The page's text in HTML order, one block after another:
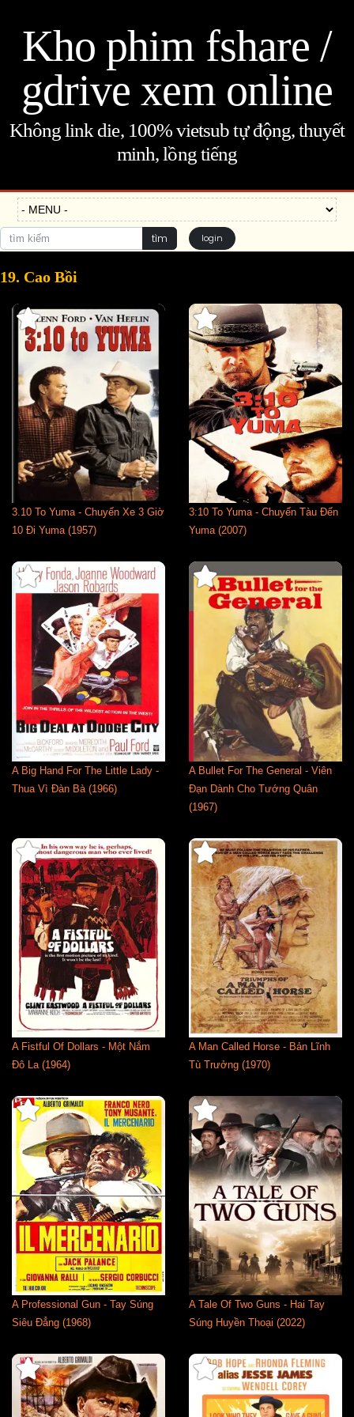
Kho phim fshare /
gdrive xem online
Không link die, 100% vietsub tự động, thuyết
minh, lồng tiếng
tìm login
19. Cao Bồi
3.10 To Yuma - Chuyến Xe 3 Giờ
10 Đi Yuma (1957)
3:10 To Yuma - Chuyến Tàu Đến
Yuma (2007)
A Big Hand For The Little Lady -
Thua Vì Đàn Bà (1966)
A Bullet For The General - Viên
Đạn Dành Cho Tướng Quân
(1967)
A Fistful Of Dollars - Một Nắm
Đô La (1964)
A Man Called Horse - Bản Lĩnh
Tù Trưởng (1970)
A Professional Gun - Tay Súng
Siêu Đẳng (1968)
A Tale Of Two Guns - Hai Tay
Súng Huyền Thoại (2022)